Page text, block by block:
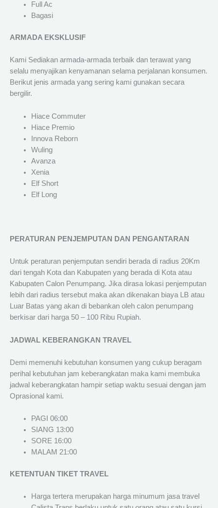
Full Ac
Bagasi
ARMADA EKSKLUSIF
Kami Sediakan armada-armada terbaik dan terawat yang
selalu menyajikan kenyamanan selama perjalanan konsumen.
Berikut jenis armada yang sering kami gunakan secara
bergilir.
Hiace Commuter
Hiace Premio
Innova Reborn
Wuling
Avanza
Xenia
Elf Short
Elf Long
PERATURAN PENJEMPUTAN DAN PENGANTARAN
Untuk peraturan penjemputan sendiri berada di radius 20Km
dari tengah Kota dan Kabupaten yang berada di Kota atau
Kabupaten Calon Penumpang. Jika dirasa lokasi penjemputan
lebih dari radius tersebut maka akan dikenakan biaya LB atau
Luar Batas yang akan di bebankan oleh calon penumpang
berkisar dari harga 50 – 100 Ribu Rupiah.
JADWAL KEBERANGKAN TRAVEL
Demi memenuhi kebutuhan konsumen yang cukup beragam
perihal kebutuhan jam keberangkatan maka kami membuka
jadwal keberangkatan hampir setiap waktu sesuai dengan jam
Oprasional kami.
PAGI 06:00
SIANG 13:00
SORE 16:00
MALAM 21:00
KETENTUAN TIKET TRAVEL
Harga tertera merupakan harga minumum jasa travel